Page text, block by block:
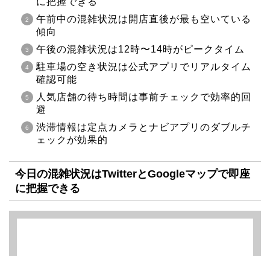
午前中の混雑状況は開店直後が最も空いている
傾向
午後の混雑状況は12時〜14時がピークタイム
駐車場の空き状況は公式アプリでリアルタイム
確認可能
人気店舗の待ち時間は事前チェックで効率的回
避
渋滞情報は定点カメラとナビアプリのダブルチ
ェックが効果的
今日の混雑状況はTwitterとGoogleマップで即座
に把握できる